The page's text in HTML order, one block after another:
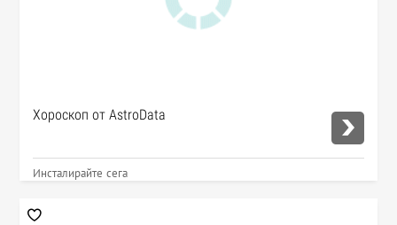
Хороскоп от AstroData
Инсталирайте сега